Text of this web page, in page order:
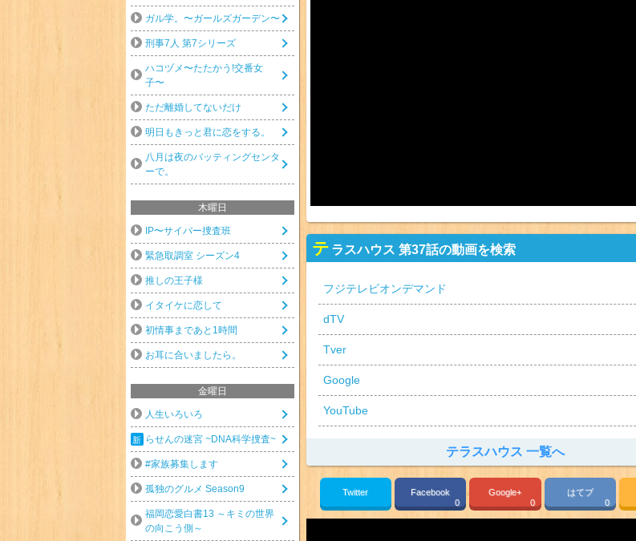
テ ラスハウス 第37話の動画を検索
フジテレビオンデマンド
dTV
Tver
Google
YouTube
テラスハウス 一覧へ
Twitter
Facebook
0
Google+
0
はてブ
0
ガル学。〜ガールズガーデン〜
刑事7人 第7シリーズ
ハコヅメ〜たたかう!交番女
子〜
ただ離婚してないだけ
明日もきっと君に恋をする。
八月は夜のバッティングセンタ
ーで。
木曜日
IP〜サイバー捜査班
緊急取調室 シーズン4
推しの王子様
イタイケに恋して
初情事まであと1時間
お耳に合いましたら。
金曜日
人生いろいろ
らせんの迷宮 ~DNA科学捜査~
#家族募集します
孤独のグルメ Season9
福岡恋愛白書13 ～キミの世界
の向こう側～